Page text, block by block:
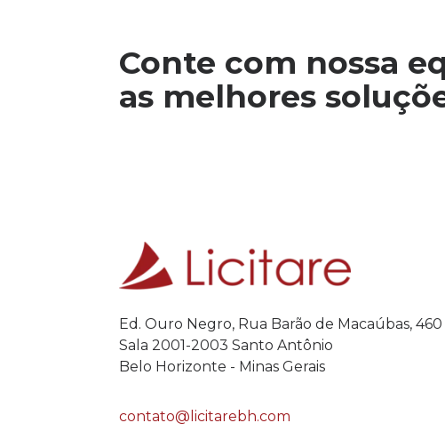
Conte com nossa
as melhores
Ed. Ouro Negro, Rua Barão de Macaúbas, 460
Sala 2001-2003 Santo Antônio
Belo Horizonte - Minas Gerais
contato@licitarebh.com